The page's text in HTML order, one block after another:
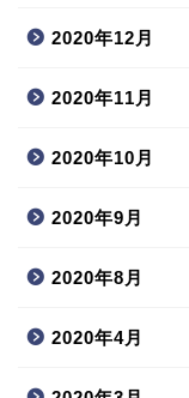
2020年12月
2020年11月
2020年10月
2020年9月
2020年8月
2020年4月